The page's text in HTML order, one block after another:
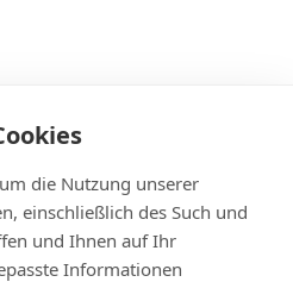
die Nutzung unserer
einschließlich des Such und
und Ihnen auf Ihr
Informationen